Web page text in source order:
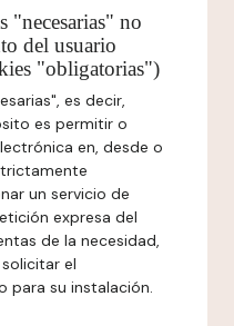
"necesarias" no
del usuario
"obligatorias")
es decir,
es permitir o
en, desde o
un servicio de
expresa del
de la necesidad,
el
para su instalación.